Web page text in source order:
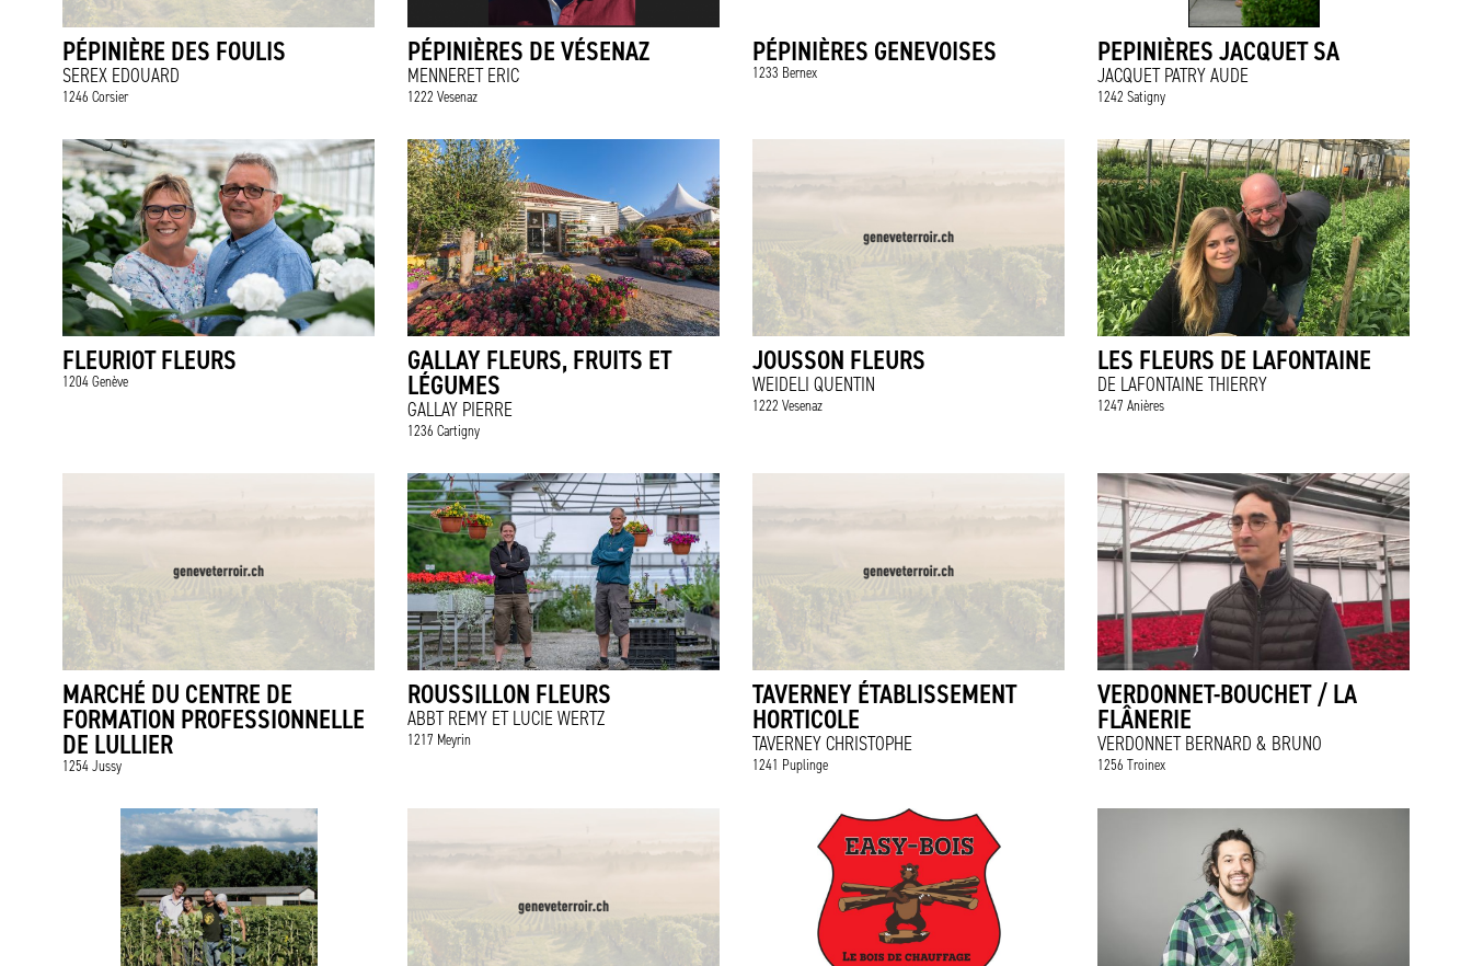
PÉPINIÈRE DES FOULIS
SEREX EDOUARD
1246 Corsier
PÉPINIÈRES DE VÉSENAZ
MENNERET ERIC
1222 Vesenaz
PÉPINIÈRES GENEVOISES
1233 Bernex
PEPINIÈRES JACQUET SA
JACQUET PATRY AUDE
1242 Satigny
FLEURIOT FLEURS
1204 Genève
GALLAY FLEURS, FRUITS ET
LÉGUMES
GALLAY PIERRE
1236 Cartigny
JOUSSON FLEURS
WEIDELI QUENTIN
1222 Vesenaz
LES FLEURS DE LAFONTAINE
DE LAFONTAINE THIERRY
1247 Anières
MARCHÉ DU CENTRE DE
FORMATION PROFESSIONNELLE
DE LULLIER
1254 Jussy
ROUSSILLON FLEURS
ABBT REMY ET LUCIE WERTZ
1217 Meyrin
TAVERNEY ÉTABLISSEMENT
HORTICOLE
TAVERNEY CHRISTOPHE
1241 Puplinge
VERDONNET-BOUCHET / LA
FLÂNERIE
VERDONNET BERNARD & BRUNO
1256 Troinex